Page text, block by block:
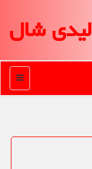
لیدی شال
منو